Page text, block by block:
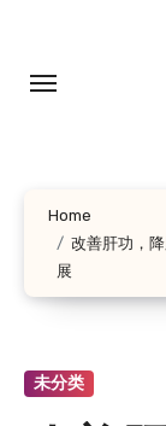
Home
改善肝功，
展
未分类